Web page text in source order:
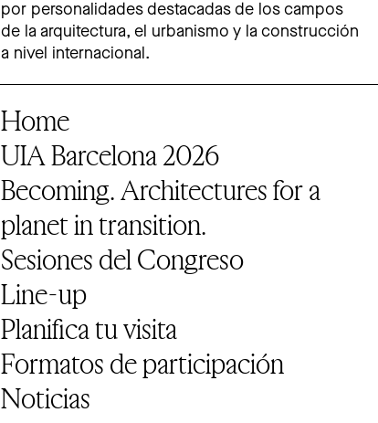
por personalidades destacadas de los campos
de la arquitectura, el urbanismo y la construcción
a nivel internacional.
Home
UIA Barcelona 2026
Becoming. Architectures for a
planet in transition.
Sesiones del Congreso
Line-up
Planifica tu visita
Formatos de participación
Noticias